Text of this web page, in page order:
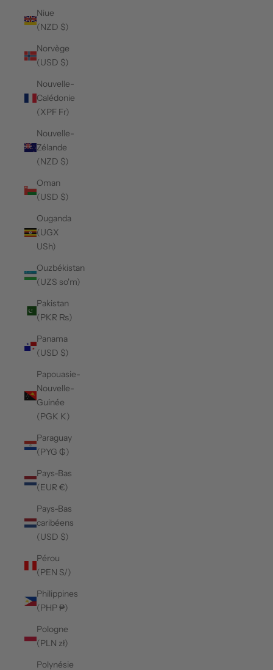
Niue
(NZD $)
Norvège
(USD $)
Nouvelle-
Calédonie
(XPF Fr)
Nouvelle-
Zélande
(NZD $)
Oman
(USD $)
Ouganda
(UGX
USh)
Ouzbékistan
(UZS so'm)
Pakistan
(PKR ₨)
Panama
(USD $)
Papouasie-
Nouvelle-
Guinée
(PGK K)
Paraguay
(PYG ₲)
Pays-Bas
(EUR €)
Pays-Bas
caribéens
(USD $)
Pérou
(PEN S/)
Philippines
(PHP ₱)
Pologne
(PLN zł)
Polynésie